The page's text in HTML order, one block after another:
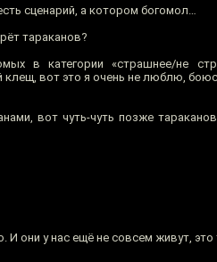
сценарий, а котором богомол…
тараканов?
в категории «страшнее/не
вот это я очень не люблю,
вот чуть-чуть позже
И они у нас ещё не совсем живут, это